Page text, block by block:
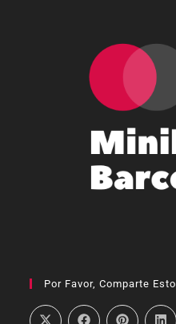
Por Favor, Comparte Esto